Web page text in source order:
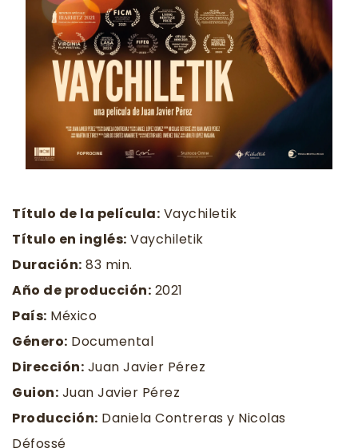
Título de la película: Vaychiletik
Título en inglés: Vaychiletik
Duración: 83 min.
Año de producción: 2021
País: México
Género: Documental
Dirección: Juan Javier Pérez
Guion: Juan Javier Pérez
Producción: Daniela Contreras y Nicolas
Défossé